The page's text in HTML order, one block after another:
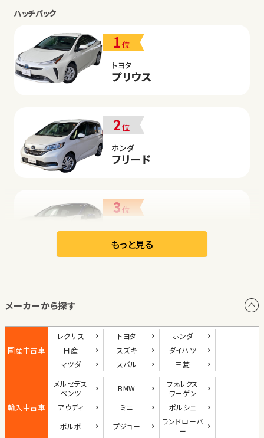
ハッチバック
1位
トヨタ
プリウス
2位
ホンダ
フリード
3位
日産
リーフ
1位
ダイハツ
コペン
2
ロードスター
もっと見る
メーカーから探す
国産中古車
レクサス トヨタ
ホンダ
日産
スズキ
ダイハツ
マツダ
スバル 三菱
輸入中古車
メルセデス
ベンツ
BMW
フォルクス
ワーゲン
アウディ
ミニ
ポルシェ
ボルボ
プジョー ランドローバ
ー